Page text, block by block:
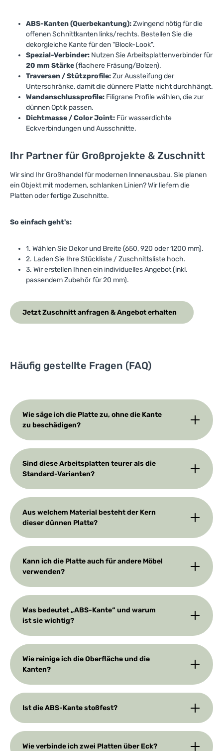
ABS-Kanten (Querbekantung):Zwingend nötig für die
offenen Schnittkanten links/rechts. Bestellen Sie die
dekorgleiche Kante für den "Block-Look".
Spezial-Verbinder: Nutzen Sie Arbeitsplattenverbinder für
20 mm Stärke(flachere Fräsung/Bolzen).
Traversen / Stützprofile:Zur Aussteifung der
Unterschränke, damit die dünnere Platte nicht durchhängt.
Wandanschlussprofile: Filigrane Profile wählen, die zur
dünnen Optik passen.
Dichtmasse / Color Joint: Für wasserdichte
Eckverbindungen und Ausschnitte.
Ihr Partner für Großprojekte & Zuschnitt
Wir sind Ihr Großhandel für modernen Innenausbau. Sie planen
ein Objekt mit modernen, schlanken Linien? Wir liefern die
Platten oder fertige Zuschnitte.
So einfach geht's:
1. Wählen Sie Dekor und Breite (650, 920 oder 1200 mm).
2. Laden Sie Ihre Stückliste / Zuschnittsliste hoch.
3. Wir erstellen Ihnen ein individuelles Angebot (inkl.
passendem Zubehör für 20 mm).
Jetzt Zuschnitt anfragen & Angebot erhalten
Häufig gestellte Fragen (FAQ)
Wie säge ich die Platte zu, ohne die Kante
zu beschädigen?
Sind diese Arbeitsplatten teurer als die
Standard-Varianten?
Aus welchem Material besteht der Kern
dieser dünnen Platte?
Kann ich die Platte auch für andere Möbel
verwenden?
Was bedeutet „ABS-Kante“ und warum
ist sie wichtig?
Wie reinige ich die Oberfläche und die
Kanten?
Ist die ABS-Kante stoßfest?
Wie verbinde ich zwei Platten über Eck?